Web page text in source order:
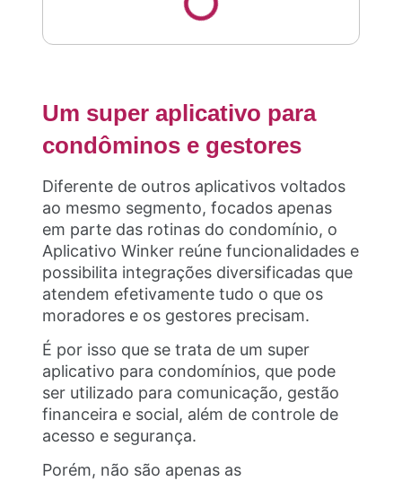
Um super aplicativo para
condôminos e gestores
Diferente de outros aplicativos voltados
ao mesmo segmento, focados apenas
em parte das rotinas do condomínio, o
Aplicativo Winker reúne funcionalidades e
possibilita integrações diversificadas que
atendem efetivamente tudo o que os
moradores e os gestores precisam.
É por isso que se trata de um super
aplicativo para condomínios, que pode
ser utilizado para comunicação, gestão
financeira e social, além de controle de
acesso e segurança.
Porém, não são apenas as